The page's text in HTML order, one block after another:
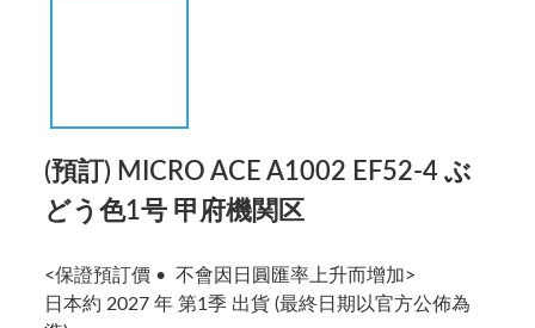
(預訂) MICRO ACE A1002 EF52-4 ぶ
どう色1号 甲府機関区
<保證預訂價 •  不會因日圓匯率上升而增加>
日本約 2027 年 第1季 出貨 (最終日期以官方公佈為